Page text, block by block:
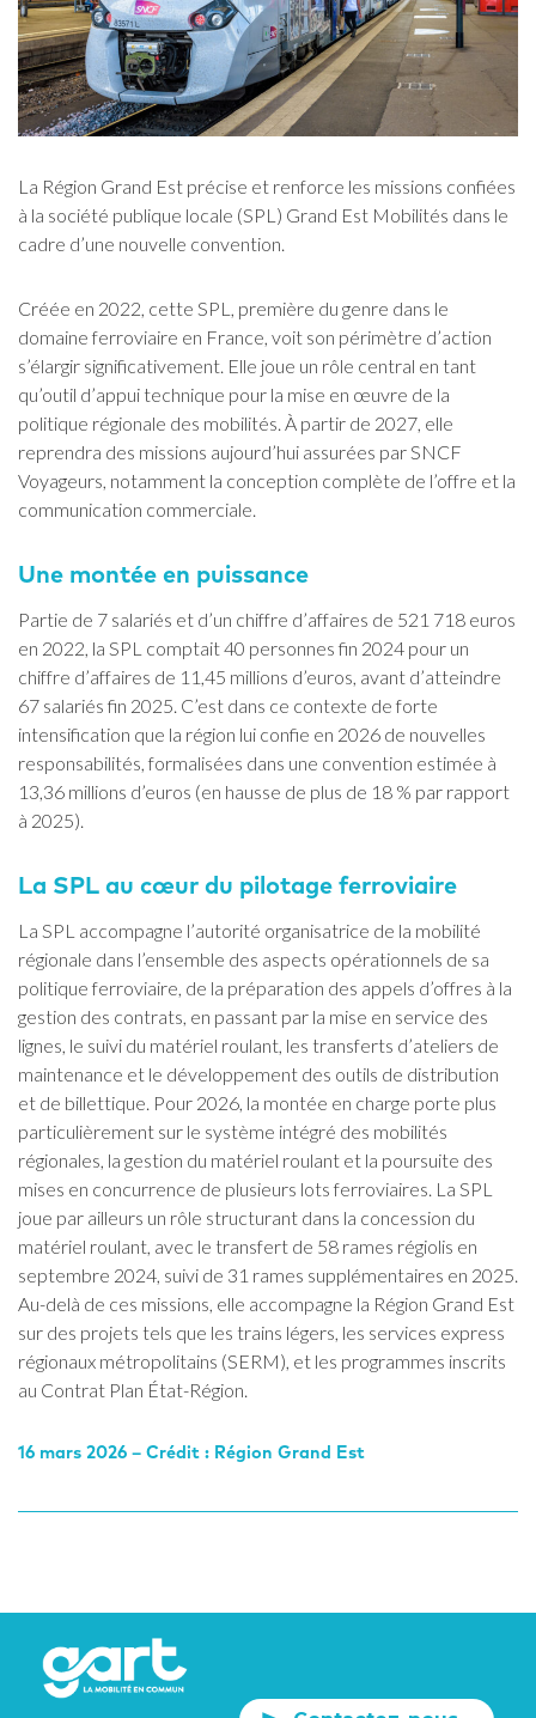
La Région Grand Est précise et renforce les missions confiées
à la société publique locale (SPL) Grand Est Mobilités dans le
cadre d’une nouvelle convention.
Créée en 2022, cette SPL, première du genre dans le
domaine ferroviaire en France, voit son périmètre d’action
s’élargir significativement. Elle joue un rôle central en tant
qu’outil d’appui technique pour la mise en œuvre de la
politique régionale des mobilités. À partir de 2027, elle
reprendra des missions aujourd’hui assurées par SNCF
Voyageurs, notamment la conception complète de l’offre et la
communication commerciale.
Une montée en puissance
Partie de 7 salariés et d’un chiffre d’affaires de 521 718 euros
en 2022, la SPL comptait 40 personnes fin 2024 pour un
chiffre d’affaires de 11,45 millions d’euros, avant d’atteindre
67 salariés fin 2025. C’est dans ce contexte de forte
intensification que la région lui confie en 2026 de nouvelles
responsabilités, formalisées dans une convention estimée à
13,36 millions d’euros (en hausse de plus de 18 % par rapport
à 2025).
La SPL au cœur du pilotage ferroviaire
La SPL accompagne l’autorité organisatrice de la mobilité
régionale dans l’ensemble des aspects opérationnels de sa
politique ferroviaire, de la préparation des appels d’offres à la
gestion des contrats, en passant par la mise en service des
lignes, le suivi du matériel roulant, les transferts d’ateliers de
maintenance et le développement des outils de distribution
et de billettique. Pour 2026, la montée en charge porte plus
particulièrement sur le système intégré des mobilités
régionales, la gestion du matériel roulant et la poursuite des
mises en concurrence de plusieurs lots ferroviaires. La SPL
joue par ailleurs un rôle structurant dans la concession du
matériel roulant, avec le transfert de 58 rames régiolis en
septembre 2024, suivi de 31 rames supplémentaires en 2025.
Au-delà de ces missions, elle accompagne la Région Grand Est
sur des projets tels que les trains légers, les services express
régionaux métropolitains (SERM), et les programmes inscrits
au Contrat Plan État-Région.
16 mars 2026 – Crédit : Région Grand Est